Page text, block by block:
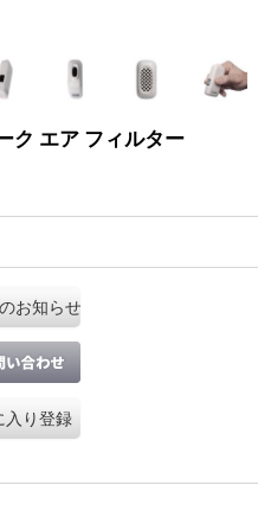
ク エア フィルター
お知らせ
入り登録